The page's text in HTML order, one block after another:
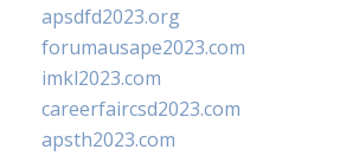
apsdfd2023.org
forumausape2023.com
imkl2023.com
careerfaircsd2023.com
apsth2023.com